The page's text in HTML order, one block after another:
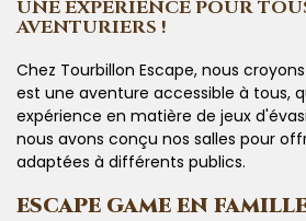
UNE EXPÉRIENCE POUR
AVENTURIERS !
Chez Tourbillon Escape, nous
est une aventure accessible à tous,
expérience en matière de jeux
nous avons conçu nos salles pour
adaptées à différents publics.
ESCAPE GAME EN